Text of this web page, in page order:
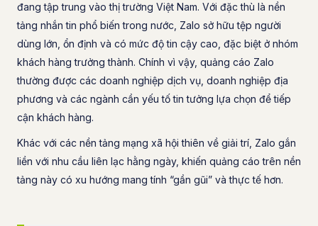
đang tập trung vào thị trường Việt Nam. Với đặc thù là nền
tảng nhắn tin phổ biến trong nước, Zalo sở hữu tệp người
dùng lớn, ổn định và có mức độ tin cậy cao, đặc biệt ở nhóm
khách hàng trưởng thành. Chính vì vậy, quảng cáo Zalo
thường được các doanh nghiệp dịch vụ, doanh nghiệp địa
phương và các ngành cần yếu tố tin tưởng lựa chọn để tiếp
cận khách hàng.
Khác với các nền tảng mạng xã hội thiên về giải trí, Zalo gắn
liền với nhu cầu liên lạc hằng ngày, khiến quảng cáo trên nền
tảng này có xu hướng mang tính “gần gũi” và thực tế hơn.